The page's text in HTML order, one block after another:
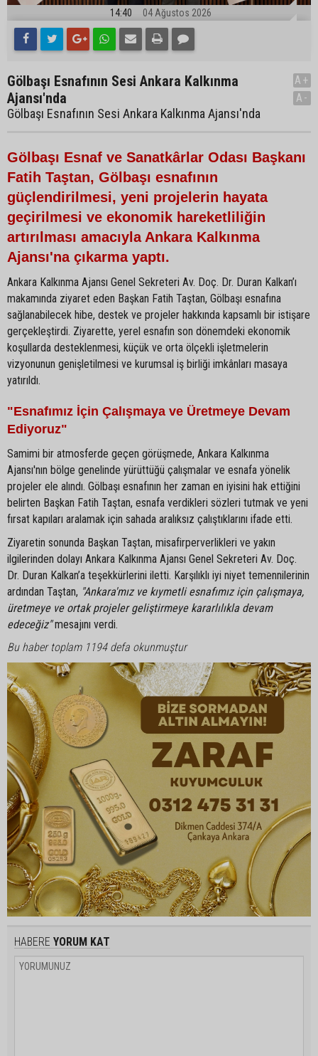
14:40 04 Ağustos 2026
Gölbaşı Esnafının Sesi Ankara Kalkınma
Ajansı'nda
Gölbaşı Esnafının Sesi Ankara Kalkınma Ajansı'nda
A+
A-
Gölbaşı Esnaf ve Sanatkârlar Odası Başkanı
Fatih Taştan, Gölbaşı esnafının
güçlendirilmesi, yeni projelerin hayata
geçirilmesi ve ekonomik hareketliliğin
artırılması amacıyla Ankara Kalkınma
Ajansı'na çıkarma yaptı.
Ankara Kalkınma Ajansı Genel Sekreteri Av. Doç. Dr. Duran Kalkan’ı
makamında ziyaret eden Başkan Fatih Taştan, Gölbaşı esnafına
sağlanabilecek hibe, destek ve projeler hakkında kapsamlı bir istişare
gerçekleştirdi. Ziyarette, yerel esnafın son dönemdeki ekonomik
koşullarda desteklenmesi, küçük ve orta ölçekli işletmelerin
vizyonunun genişletilmesi ve kurumsal iş birliği imkânları masaya
yatırıldı.
"Esnafımız İçin Çalışmaya ve Üretmeye Devam
Ediyoruz"
Samimi bir atmosferde geçen görüşmede, Ankara Kalkınma
Ajansı'nın bölge genelinde yürüttüğü çalışmalar ve esnafa yönelik
projeler ele alındı. Gölbaşı esnafının her zaman en iyisini hak ettiğini
belirten Başkan Fatih Taştan, esnafa verdikleri sözleri tutmak ve yeni
fırsat kapıları aralamak için sahada aralıksız çalıştıklarını ifade etti.
Ziyaretin sonunda Başkan Taştan, misafirperverlikleri ve yakın
ilgilerinden dolayı Ankara Kalkınma Ajansı Genel Sekreteri Av. Doç.
Dr. Duran Kalkan’a teşekkürlerini iletti. Karşılıklı iyi niyet temennilerinin
ardından Taştan, "Ankara'mız ve kıymetli esnafımız için çalışmaya,
üretmeye ve ortak projeler geliştirmeye kararlılıkla devam
edeceğiz"mesajını verdi.
Bu haber toplam 1194 defa okunmuştur
HABERE YORUM KAT